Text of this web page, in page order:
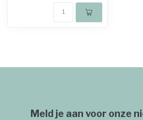
Meld je aan voor onze